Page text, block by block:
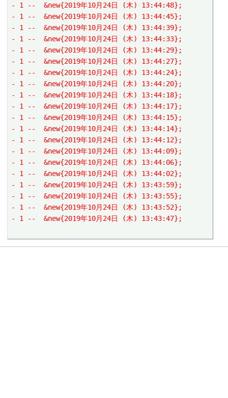
- 1 --  &new{2019年10月24日 (木) 13:44:48};
- 1 --  &new{2019年10月24日 (木) 13:44:45};
- 1 --  &new{2019年10月24日 (木) 13:44:39};
- 1 --  &new{2019年10月24日 (木) 13:44:33};
- 1 --  &new{2019年10月24日 (木) 13:44:29};
- 1 --  &new{2019年10月24日 (木) 13:44:27};
- 1 --  &new{2019年10月24日 (木) 13:44:24};
- 1 --  &new{2019年10月24日 (木) 13:44:20};
- 1 --  &new{2019年10月24日 (木) 13:44:18};
- 1 --  &new{2019年10月24日 (木) 13:44:17};
- 1 --  &new{2019年10月24日 (木) 13:44:15};
- 1 --  &new{2019年10月24日 (木) 13:44:14};
- 1 --  &new{2019年10月24日 (木) 13:44:12};
- 1 --  &new{2019年10月24日 (木) 13:44:09};
- 1 --  &new{2019年10月24日 (木) 13:44:06};
- 1 --  &new{2019年10月24日 (木) 13:44:02};
- 1 --  &new{2019年10月24日 (木) 13:43:59};
- 1 --  &new{2019年10月24日 (木) 13:43:55};
- 1 --  &new{2019年10月24日 (木) 13:43:52};
- 1 --  &new{2019年10月24日 (木) 13:43:47};